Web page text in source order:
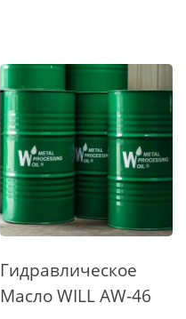
Гидравлическое
Масло WILL AW-46